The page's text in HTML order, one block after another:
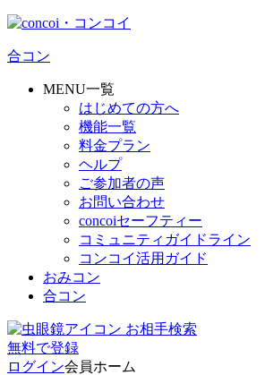
合コン
MENU一覧
はじめての方へ
機能一覧
料金プラン
ヘルプ
ご参加者の声
お問い合わせ
concoiセーフティー
コミュニティガイドライン
コンコイ活用ガイド
おみコン
合コン
お相手検索
無料で登録
ログイン会員ホーム